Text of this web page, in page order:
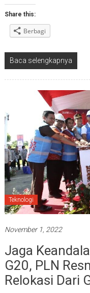
Share this:
Berbagi
Baca selengkapnya
Teknologi
November 1, 2022
Jaga
G20, PLN
Relokasi Dari